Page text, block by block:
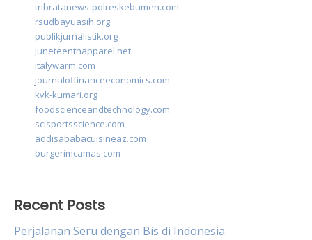
tribratanews-polreskebumen.com
rsudbayuasih.org
publikjurnalistik.org
juneteenthapparel.net
italywarm.com
journaloffinanceeconomics.com
kvk-kumari.org
foodscienceandtechnology.com
scisportsscience.com
addisababacuisineaz.com
burgerimcamas.com
Recent Posts
Perjalanan Seru dengan Bis di Indonesia